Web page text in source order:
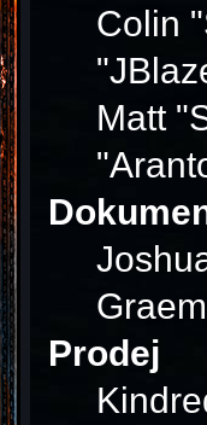
Colin
Matt
Prodej